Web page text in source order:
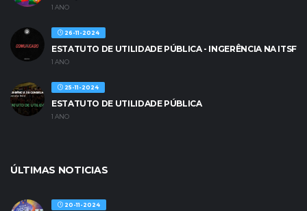
1 ANO
26-11-2024
ESTATUTO DE UTILIDADE PÚBLICA - INGERÊNCIA NA ITSF
1 ANO
25-11-2024
ESTATUTO DE UTILIDADE PÚBLICA
1 ANO
ÚLTIMAS NOTICIAS
20-11-2024